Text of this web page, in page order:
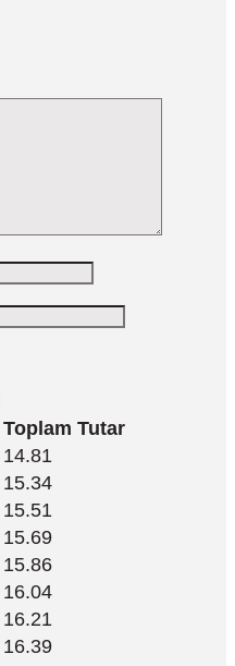
Toplam Tutar
14.81
15.34
15.51
15.69
15.86
16.04
16.21
16.39